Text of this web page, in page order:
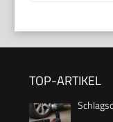
TOP-ARTIKEL